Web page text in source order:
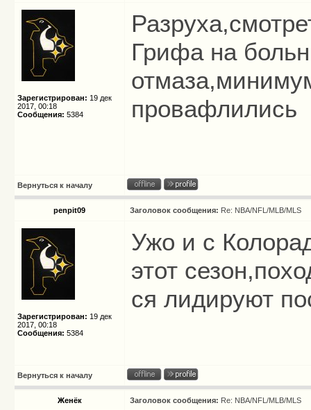
Зарегистрирован: 19 дек
2017, 00:18
Сообщения: 5384
Грифа на
провафлились
Вернуться к началу
penpit09 Заголовок сообщения: Re: NBA/NFL/MLB/MLS
Зарегистрирован: 19 дек
2017, 00:18
Сообщения: 5384
Ужо и с
этот
ся лидируют
Вернуться к началу
Женёк Заголовок сообщения: Re: NBA/NFL/MLB/MLS